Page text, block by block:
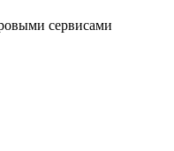
сервисами